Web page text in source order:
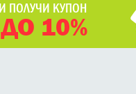
ПОЛУЧИ КУПОН
10%